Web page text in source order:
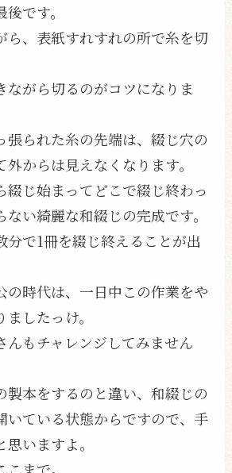
です。
ら、表紙すれすれの所で糸を切
ながら切るのがコツになりま
張られた糸の先端は、綴じ穴の
からは見えなくなります。
綴じ始まってどこで綴じ終わっ
い綺麗な和綴じの完成です。
分で1冊を綴じ終えることが出
の時代は、一日中この作業をや
したっけ。
んもチャレンジしてみません
製本をするのと違い、和綴じの
いている状態からですので、手
いますよ。